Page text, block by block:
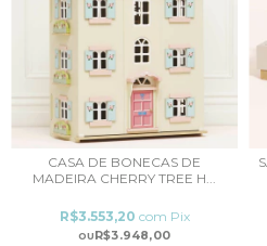
CASA DE BONECAS DE
MADEIRA CHERRY TREE H...
R$3.948,00
R$3.553,20 com Pix